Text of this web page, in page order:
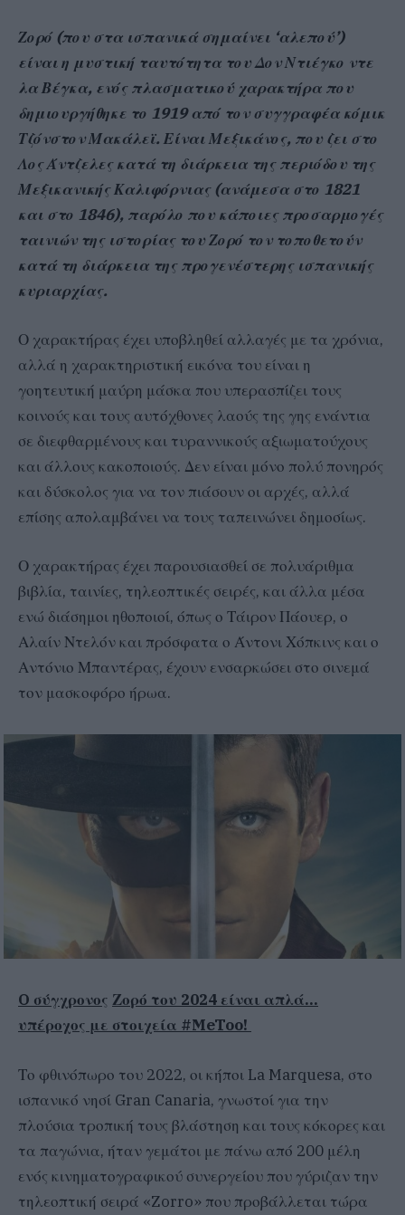
Ζορό (που στα ισπανικά σημαίνει ‘αλεπού’)
είναι η μυστική ταυτότητα του Δον Ντιέγκο ντε
λα Βέγκα, ενός πλασματικού χαρακτήρα που
δημιουργήθηκε το 1919 από τον συγγραφέα κόμικ
Τζόνστον Μακάλεϊ. Είναι Μεξικάνος, που ζει στο
Λος Άντζελες κατά τη διάρκεια της περιόδου της
Μεξικανικής Καλιφόρνιας (ανάμεσα στο 1821
και στο 1846), παρόλο που κάποιες προσαρμογές
ταινιών της ιστορίας του Ζορό τον τοποθετούν
κατά τη διάρκεια της προγενέστερης ισπανικής
κυριαρχίας.
Ο χαρακτήρας έχει υποβληθεί αλλαγές με τα χρόνια,
αλλά η χαρακτηριστική εικόνα του είναι η
γοητευτική μαύρη μάσκα που υπερασπίζει τους
κοινούς και τους αυτόχθονες λαούς της γης ενάντια
σε διεφθαρμένους και τυραννικούς αξιωματούχους
και άλλους κακοποιούς. Δεν είναι μόνο πολύ πονηρός
και δύσκολος για να τον πιάσουν οι αρχές, αλλά
επίσης απολαμβάνει να τους ταπεινώνει δημοσίως.
Ο χαρακτήρας έχει παρουσιασθεί σε πολυάριθμα
βιβλία, ταινίες, τηλεοπτικές σειρές, και άλλα μέσα
ενώ διάσημοι ηθοποιοί, όπως ο Τάιρον Πάουερ, ο
Αλαίν Ντελόν και πρόσφατα ο Άντονι Χόπκινς και ο
Αντόνιο Μπαντέρας, έχουν ενσαρκώσει στο σινεμά
τον μασκοφόρο ήρωα.
O σύγχρονος Ζορό του 2024 είναι απλά…
υπέροχος με στοιχεία #MeToo!
Το φθινόπωρο του 2022, οι κήποι La Marquesa, στο
ισπανικό νησί Gran Canaria, γνωστοί για την
πλούσια τροπική τους βλάστηση και τους κόκορες και
τα παγώνια, ήταν γεμάτοι με πάνω από 200 μέλη
ενός κινηματογραφικού συνεργείου που γύριζαν την
τηλεοπτική σειρά «Zorro» που προβάλλεται τώρα